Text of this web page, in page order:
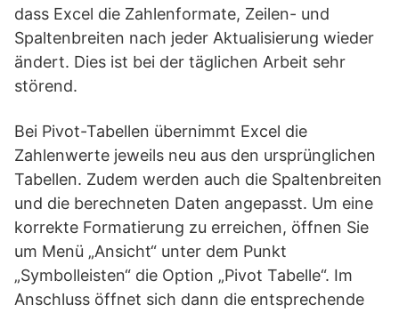
dass Excel die Zahlenformate, Zeilen- und
Spaltenbreiten nach jeder Aktualisierung wieder
ändert. Dies ist bei der täglichen Arbeit sehr
störend.
Bei Pivot-Tabellen übernimmt Excel die
Zahlenwerte jeweils neu aus den ursprünglichen
Tabellen. Zudem werden auch die Spaltenbreiten
und die berechneten Daten angepasst. Um eine
korrekte Formatierung zu erreichen, öffnen Sie
um Menü „Ansicht“ unter dem Punkt
„Symbolleisten“ die Option „Pivot Tabelle“. Im
Anschluss öffnet sich dann die entsprechende